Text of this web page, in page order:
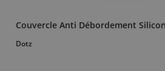
Couvercle Anti Débordement
Dotz